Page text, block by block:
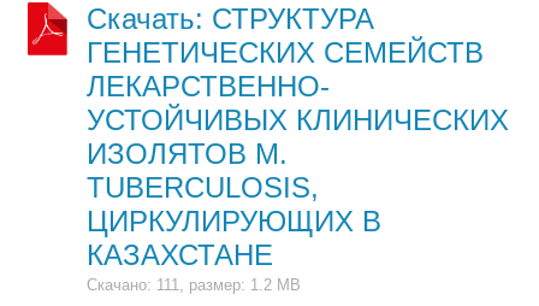
Скачать: СТРУКТУРА
ГЕНЕТИЧЕСКИХ СЕМЕЙСТВ
ЛЕКАРСТВЕННО-
УСТОЙЧИВЫХ КЛИНИЧЕСКИХ
ИЗОЛЯТОВ M.
TUBERCULOSIS,
ЦИРКУЛИРУЮЩИХ В
КАЗАХСТАНЕ
Скачано: 111, размер: 1.2 MB